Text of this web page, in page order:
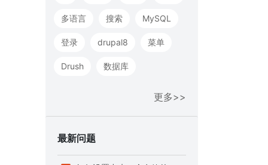
多语言 搜索 MySQL
登录 drupal8 菜单
Drush 数据库
更多>>
最新问题